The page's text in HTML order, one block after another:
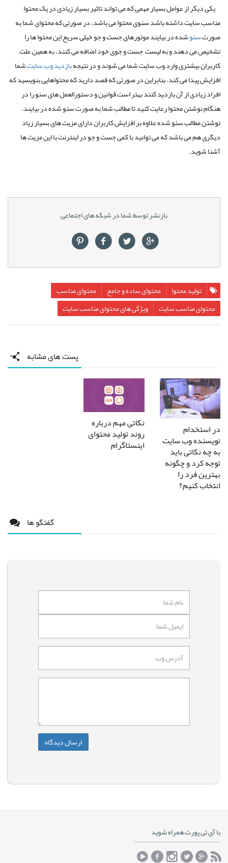
یکی دیگر از عوامل بسیار مهمی که می تواند تاثیر بسیار زیادی در یک محتوا
مناسب سایت داشته باشد سئوی محتوا می باشد، در صورتی که محتوای شما به
صورتسئوشده در بیایند موتورهای جست و جو خیلی سریع این محتوا ها را
تشخیص می دهند و به لیست جست و جوی خود اضافه می کنند، به همین علت
کاربران بیشتری وارد وب سایت شما می شوند و در نتیجهبازدید وب سایتشما
افزایش پیدا می کند. بنابراین در صورتی که قصد دارید که محتواهایی بنویسید که
افراد زیادی از آن بازدید کنند بهتر است قوانین و دستورالعمل های سئو را در
هنگام نوشتن محتوا رعایت کنید تا مطالب شما به صورت سئو شده در بیایند.
نوشتن مطالب سئو شده علاوه بر افزایش کاربران دارای مزیت های بسیار زیاد
دیگری هم می باشد که می توانید با کمی جست و جو در اینترنت با این مزیت ها
آشنا شوید.
بازنشر توسط شما در شبکه های اجتماعی
تولید محتوا محتوای ساده و جامع
محتوای مناسب
محتوای مناسب سایت
ویژگی های محتوای مناسب سایت
پست های مشابه
در استخدام
نویسنده وب سایت
به چه نکاتی باید
توجه کرد و چگونه
بهترین فرد را
انتخاب کنیم؟
نکاتی مهم درباره
روند تولید محتوای
اینستاگرام
گفتگو ها
با آی تی پورت همراه شوید